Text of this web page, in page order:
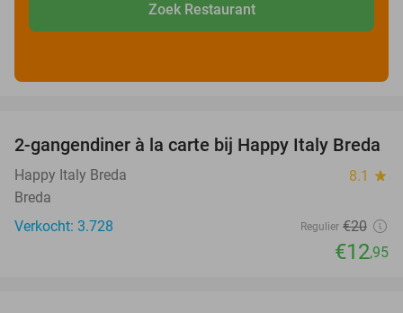
Zoek Restaurant
35%
2-gangendiner à la carte bij Happy Italy Breda
Happy Italy Breda 8.1 star
Breda
Verkocht: 3.728
Regulier €20
€12,95